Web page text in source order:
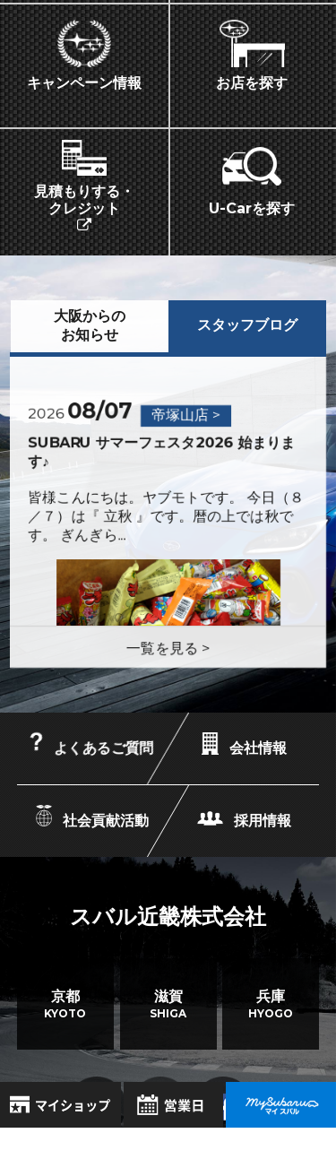
キャンペーン情報 お店を探す
見積もりする・
クレジット
U-Carを探す
大阪からの
お知らせ
スタッフブログ
2026 07/06
お知らせ
夏季休業のお知らせ
202604/13
お知らせ
ゴールデンウィーク休業日のお知らせ
202602/01
お知らせ
近畿地区スバルグループ統合に関するご案
202512/19
お知らせ
年末年始営業日のお知らせ
お知らせ
202506/21
お知らせ
「SUBARUライフセーバーカー」を提供い
「神戸市のマウンテンバイク事業」感謝状
贈呈式が開催されました。
04/24
お知らせ
ゴールデンウィーク休業日のお知らせ
2026 08/07
帝塚山店 >
SUBARU サマーフェスタ2026 始まりま
す♪
皆様こんにちは。ヤブモトです。 今日（８
／７）は『 立秋 』です。暦の上では秋で
す。 ぎんぎら...
箕面店 >
レイバックS-HEV純正オプションプレゼン
トキャンペーン！！
こんにちは、箕面店、営業スタッフの長谷
川です。 本日はレイバックS-HEVのオプシ
一覧を見る >
よくあるご質問 会社情報
社会貢献活動 採用情報
スバル近畿株式会社
京都
KYOTO
滋賀
SHIGA
兵庫
HYOGO